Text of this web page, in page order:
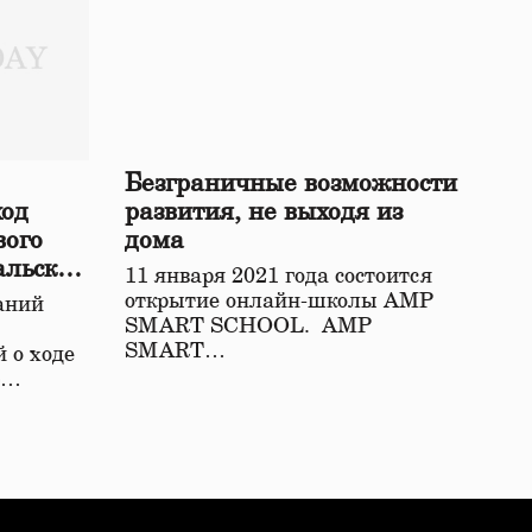
о ходе
Безграничные возможности
развития, не выходя из
дома
11 января 2021 года состоится
открытие онлайн-школы АМР
SMART SCHOOL. АМР
SMART…